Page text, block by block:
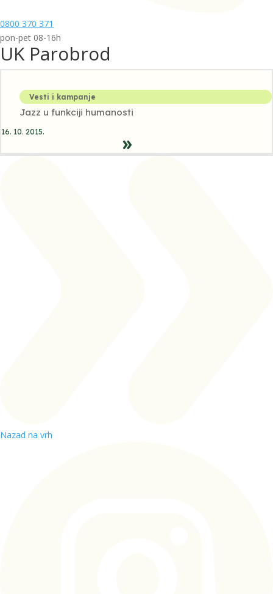
0800 370 371
pon-pet 08-16h
UK Parobrod
Vesti i kampanje
Jazz u funkciji humanosti
16. 10. 2015.
Nazad na vrh